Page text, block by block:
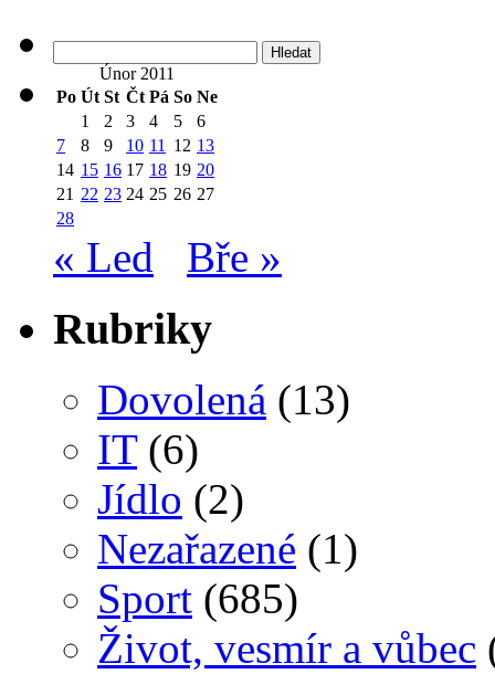
Únor 2011
Po Út St Čt Pá So Ne
1
2 3 4 5
6
7
8 9 10 11 12 13
14 15 16 17 18 19 20
21 22 23 24 25 26 27
28
« Led Bře »
Rubriky
Dovolená (13)
IT(6)
Jídlo (2)
Nezařazené (1)
Sport (685)
Život, vesmír a vůbec